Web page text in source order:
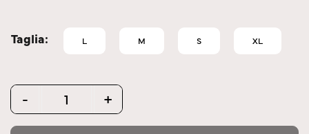
Taglia L M S XL
Quantity
- +